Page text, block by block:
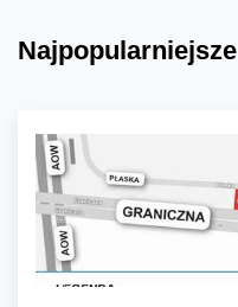
Najpopularniejsze